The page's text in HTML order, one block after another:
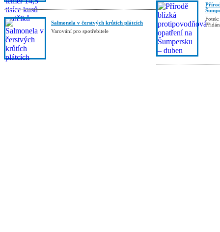
Salmonela v čerstvých krůtích plátcích
Varování pro spotřebitele